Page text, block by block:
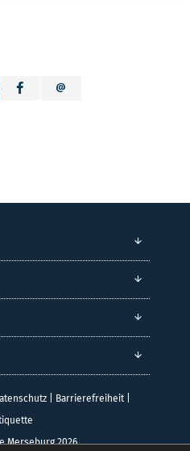
| Barrierefreiheit|
Merseburg 2026